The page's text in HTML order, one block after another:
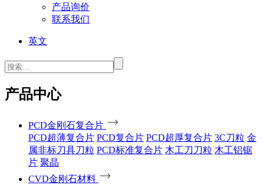
产品询价
联系我们
英文
产品中心
PCD金刚石复合片
PCD超薄复合片 PCD复合片 PCD超厚复合片 3C刀粒 金
属非标刀具刀粒 PCD标准复合片 木工刀刀粒 木工铝锯
片 聚晶
CVD金刚石材料